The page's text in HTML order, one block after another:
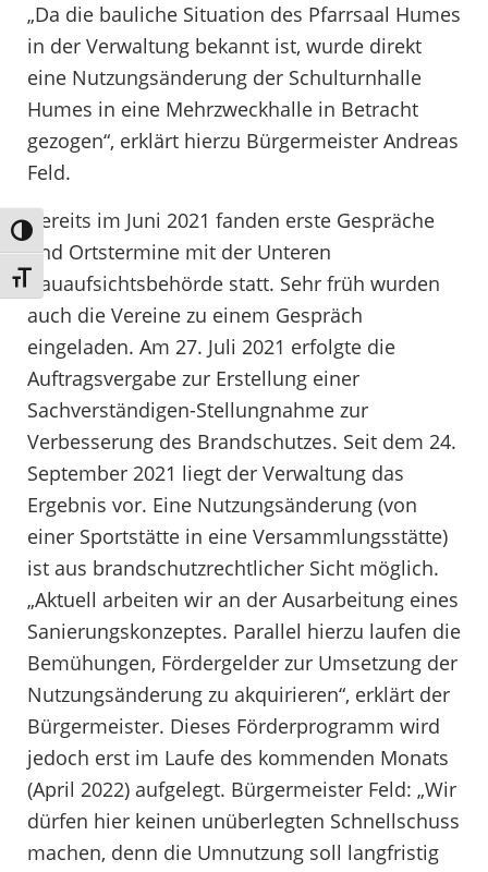
Umschalten auf hohe Kontraste
Schrift vergrößern
„Da die bauliche Situation des Pfarrsaal Humes
in der Verwaltung bekannt ist, wurde direkt
eine Nutzungsänderung der Schulturnhalle
Humes in eine Mehrzweckhalle in Betracht
gezogen“, erklärt hierzu Bürgermeister Andreas
Feld.
Bereits im Juni 2021 fanden erste Gespräche
und Ortstermine mit der Unteren
Bauaufsichtsbehörde statt. Sehr früh wurden
auch die Vereine zu einem Gespräch
eingeladen. Am 27. Juli 2021 erfolgte die
Auftragsvergabe zur Erstellung einer
Sachverständigen-Stellungnahme zur
Verbesserung des Brandschutzes. Seit dem 24.
September 2021 liegt der Verwaltung das
Ergebnis vor. Eine Nutzungsänderung (von
einer Sportstätte in eine Versammlungsstätte)
ist aus brandschutzrechtlicher Sicht möglich.
„Aktuell arbeiten wir an der Ausarbeitung eines
Sanierungskonzeptes. Parallel hierzu laufen die
Bemühungen, Fördergelder zur Umsetzung der
Nutzungsänderung zu akquirieren“, erklärt der
Bürgermeister. Dieses Förderprogramm wird
jedoch erst im Laufe des kommenden Monats
(April 2022) aufgelegt. Bürgermeister Feld: „Wir
dürfen hier keinen unüberlegten Schnellschuss
machen, denn die Umnutzung soll langfristig